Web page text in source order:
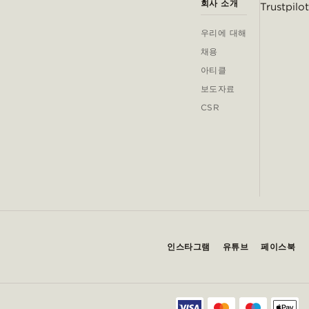
회사 소개
우리에 대해
채용
아티클
보도자료
CSR
Trustpilot
인스타그램 유튜브 페이스북